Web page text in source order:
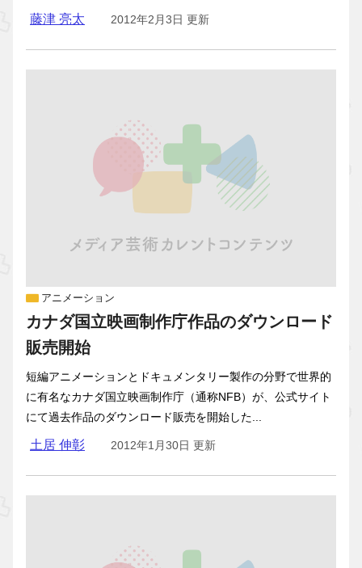
藤津 亮太 2012年2月3日 更新
アニメーション
カナダ国立映画制作庁作品のダウンロード
販売開始
短編アニメーションとドキュメンタリー製作の分野で世界的
に有名なカナダ国立映画制作庁（通称NFB）が、公式サイト
にて過去作品のダウンロード販売を開始した...
土居 伸彰 2012年1月30日 更新